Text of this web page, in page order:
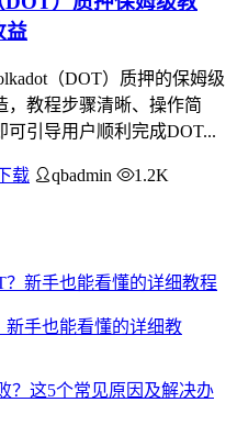
益
（DOT）质押的保姆级
，教程步骤清晰、操作简
引导用户顺利完成DOT...
载 qbadmin
1.2K
新手也能看懂的详细教